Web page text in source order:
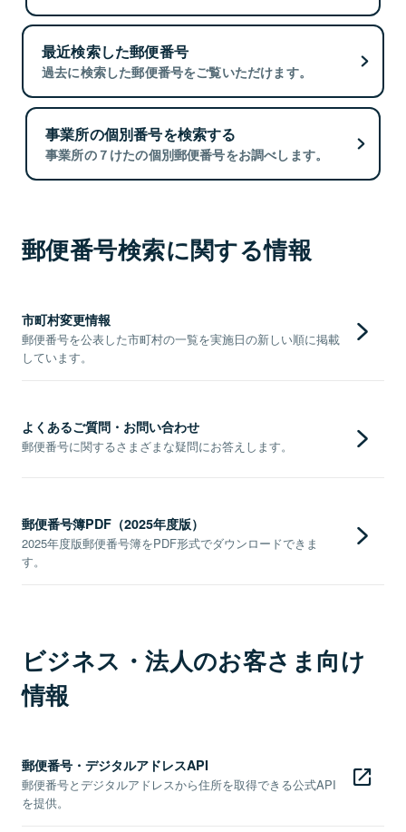
最近検索した郵便番号
過去に検索した郵便番号をご覧いただけます。
事業所の個別番号を検索する
事業所の７けたの個別郵便番号をお調べします。
郵便番号検索に関する情報
市町村変更情報
郵便番号を公表した市町村の一覧を実施日の新しい順に掲載
しています。
よくあるご質問・お問い合わせ
郵便番号に関するさまざまな疑問にお答えします。
郵便番号簿PDF（2025年度版）
2025年度版郵便番号簿をPDF形式でダウンロードできま
す。
ビジネス・法人のお客さま向け
情報
郵便番号・デジタルアドレスAPI
郵便番号とデジタルアドレスから住所を取得できる公式API
を提供。